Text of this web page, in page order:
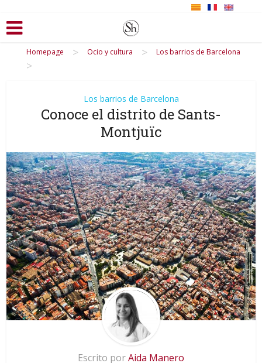
Homepage > Ocio y cultura > Los barrios de Barcelona
>
Los barrios de Barcelona
Conoce el distrito de Sants-
Montjuïc
Escrito porAida Manero